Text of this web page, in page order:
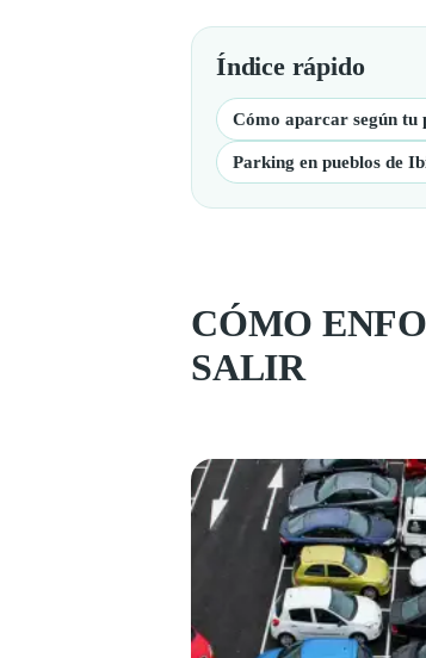
Índice rápido
Cómo aparcar según tu
Parking en pueblos de
CÓMO
SALIR